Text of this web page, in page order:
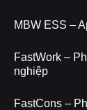
MBW ESS –
FastWork –
nghiệp
FastCons –